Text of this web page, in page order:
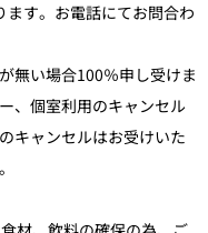
す。お電話にてお問合わ
無い場合100％申し受けま
、個室利用のキャンセル
キャンセルはお受けいた